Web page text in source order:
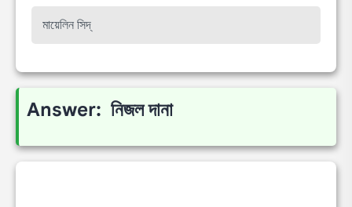
মায়েলিন সিদ্
Answer: নিজল দানা